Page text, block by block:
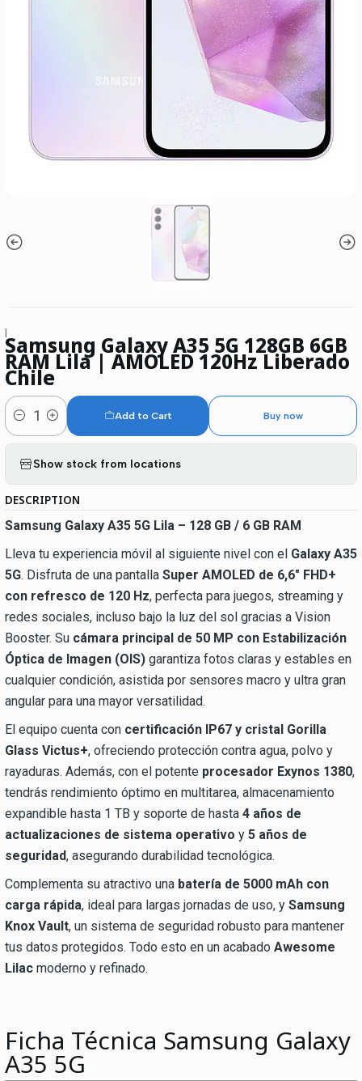
|Samsung Galaxy A35 5G 128GB 6GB
RAM Lila | AMOLED 120Hz Liberado
Chile
Quantity
Add to Cart Buy now
Show stock from locations
DESCRIPTION
Samsung Galaxy A35 5G Lila – 128 GB / 6 GB RAM
Lleva tu experiencia móvil al siguiente nivel con el Galaxy A35
5G. Disfruta de una pantalla Super AMOLED de 6,6″ FHD+
con refresco de 120 Hz, perfecta para juegos, streaming y
redes sociales, incluso bajo la luz del sol gracias a Vision
Booster. Su cámara principal de 50 MP con Estabilización
Óptica de Imagen (OIS) garantiza fotos claras y estables en
cualquier condición, asistida por sensores macro y ultra gran
angular para una mayor versatilidad.
El equipo cuenta con certificación IP67 y cristal Gorilla
Glass Victus+, ofreciendo protección contra agua, polvo y
rayaduras. Además, con el potente procesador Exynos 1380,
tendrás rendimiento óptimo en multitarea, almacenamiento
expandible hasta 1 TB y soporte de hasta 4 años de
actualizaciones de sistema operativo y 5 años de
seguridad, asegurando durabilidad tecnológica.
Complementa su atractivo una batería de 5000 mAh con
carga rápida, ideal para largas jornadas de uso, y Samsung
Knox Vault, un sistema de seguridad robusto para mantener
tus datos protegidos. Todo esto en un acabado Awesome
Lilac moderno y refinado.
Ficha Técnica Samsung Galaxy
A35 5G